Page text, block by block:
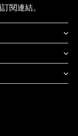
閱連結。